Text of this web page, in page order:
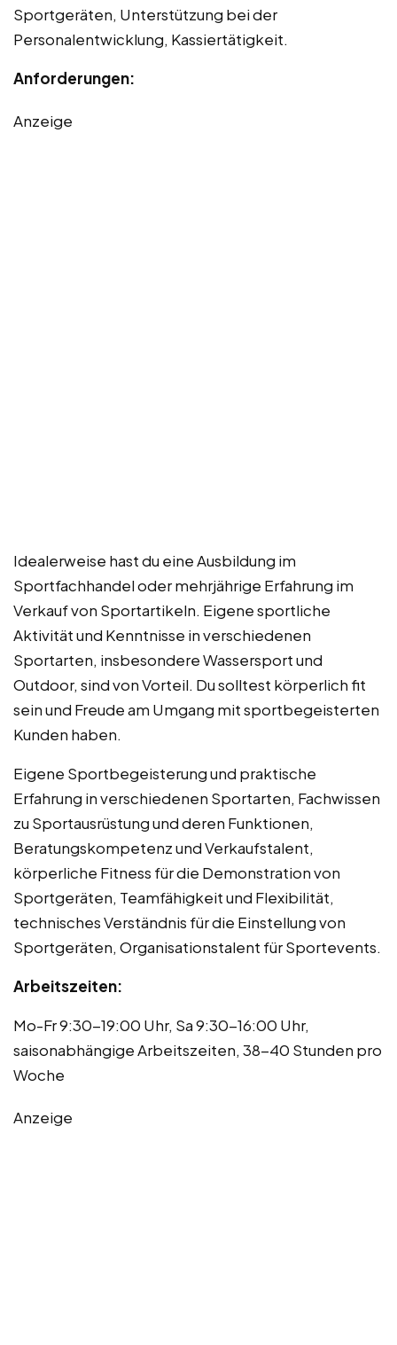
Sportgeräten, Unterstützung bei der
Personalentwicklung, Kassiertätigkeit.
Anforderungen:
Anzeige
Idealerweise hast du eine Ausbildung im
Sportfachhandel oder mehrjährige Erfahrung im
Verkauf von Sportartikeln. Eigene sportliche
Aktivität und Kenntnisse in verschiedenen
Sportarten, insbesondere Wassersport und
Outdoor, sind von Vorteil. Du solltest körperlich fit
sein und Freude am Umgang mit sportbegeisterten
Kunden haben.
Eigene Sportbegeisterung und praktische
Erfahrung in verschiedenen Sportarten, Fachwissen
zu Sportausrüstung und deren Funktionen,
Beratungskompetenz und Verkaufstalent,
körperliche Fitness für die Demonstration von
Sportgeräten, Teamfähigkeit und Flexibilität,
technisches Verständnis für die Einstellung von
Sportgeräten, Organisationstalent für Sportevents.
Arbeitszeiten:
Mo-Fr 9:30-19:00 Uhr, Sa 9:30-16:00 Uhr,
saisonabhängige Arbeitszeiten, 38-40 Stunden pro
Woche
Anzeige